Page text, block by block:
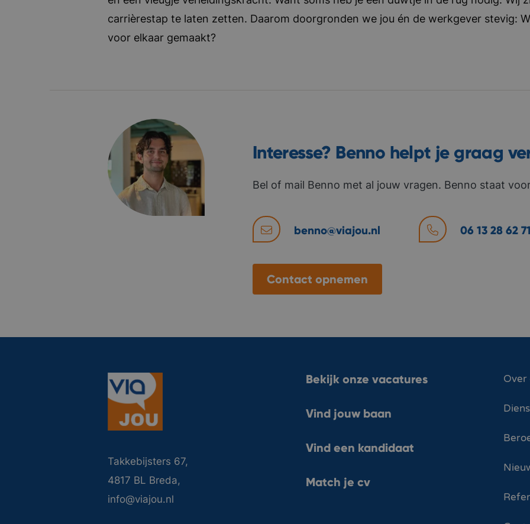
carrièrestap te laten zetten. Daarom doorgronden we jou én de werkgever stevig:
voor elkaar gemaakt?
Interesse? Benno helpt je graag
Bel of mail Benno met al jouw vragen. Benno staat
benno@viajou.nl 06 13 28 62
Contact opnemen
Takkebijsters 67,
4817 BL Breda,
info@viajou.nl
Bekijk onze vacatures
Vind jouw baan
Vind een kandidaat
Match je cv
Over